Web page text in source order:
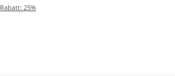
Rabatt: 25%